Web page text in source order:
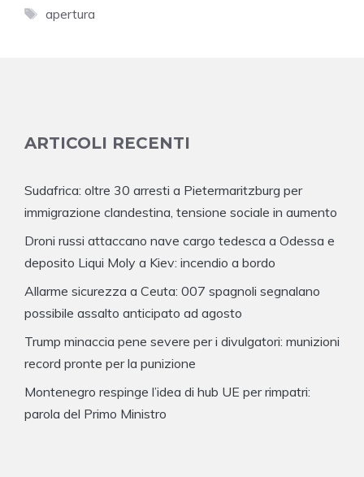
Tag
apertura
ARTICOLI RECENTI
Sudafrica: oltre 30 arresti a Pietermaritzburg per
immigrazione clandestina, tensione sociale in aumento
Droni russi attaccano nave cargo tedesca a Odessa e
deposito Liqui Moly a Kiev: incendio a bordo
Allarme sicurezza a Ceuta: 007 spagnoli segnalano
possibile assalto anticipato ad agosto
Trump minaccia pene severe per i divulgatori: munizioni
record pronte per la punizione
Montenegro respinge l’idea di hub UE per rimpatri:
parola del Primo Ministro